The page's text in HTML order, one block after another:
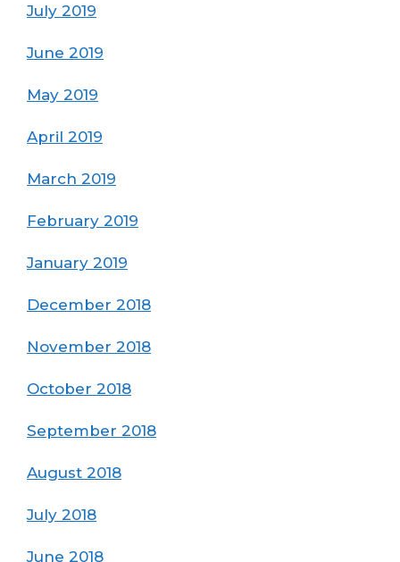
July 2019
June 2019
May 2019
April 2019
March 2019
February 2019
January 2019
December 2018
November 2018
October 2018
September 2018
August 2018
July 2018
June 2018